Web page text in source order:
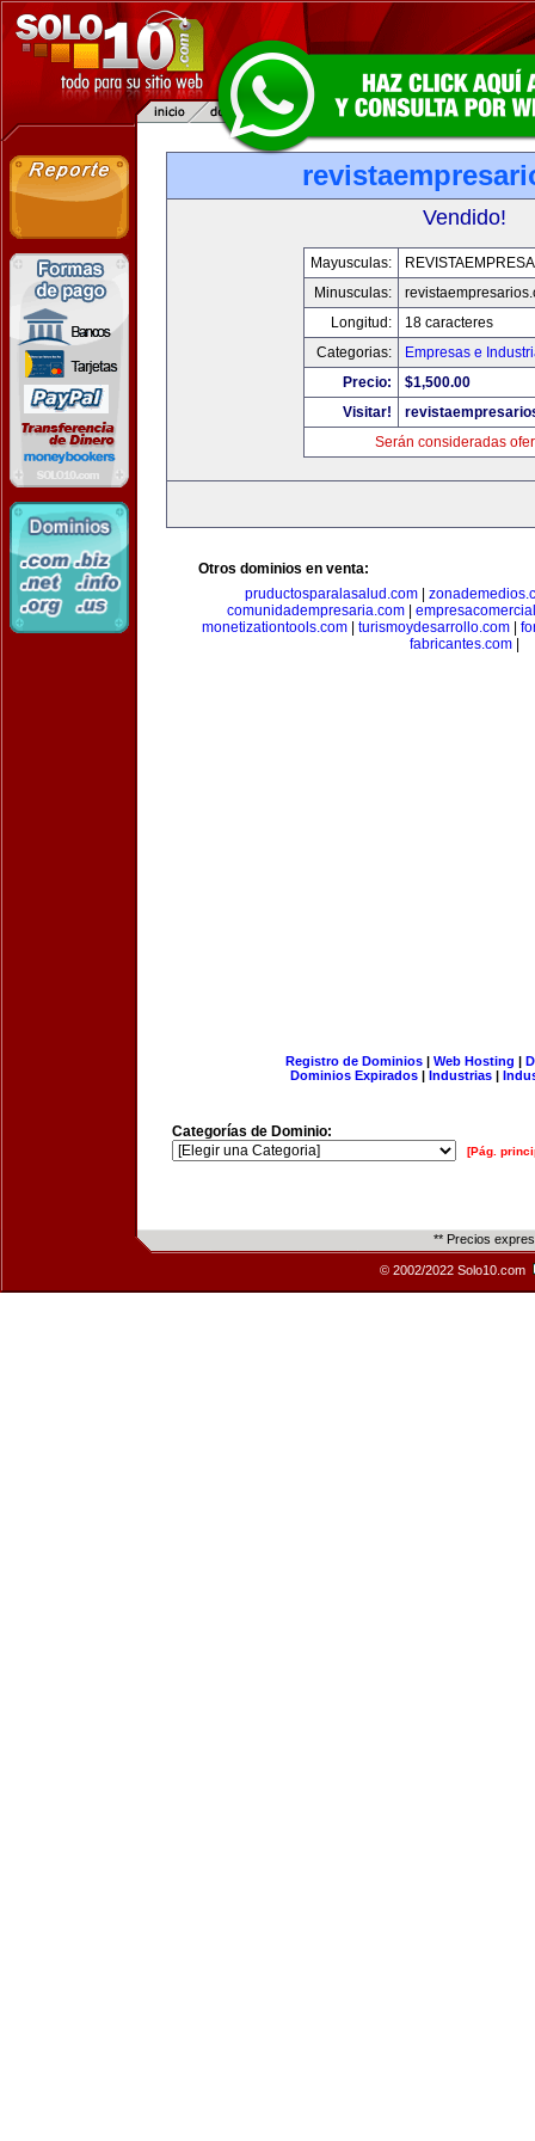
Vendido!
Mayusculas:
Minusculas:
Longitud:
18 caracteres
Categorias:
Empresas e
Precio:
$1,500.00
Visitar!
Serán consideradas
Otros dominios en venta:
pruductosparalasalud.com|
comunidadempresaria.com
monetizationtools.com| turismoydesarrollo.com|
fabricantes.com
Registro de Dominios| Web Hosting |
Dominios Expirados | Industrias |
Categorías de Dominio:
[Pág.
** Precios
© 2002/2022 Solo10.com